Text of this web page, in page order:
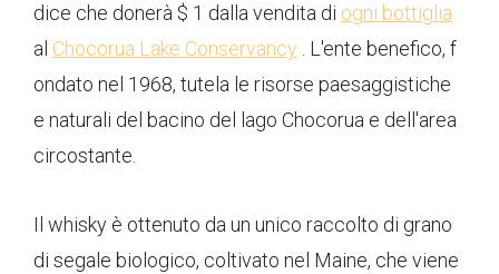
dice che donerà $ 1 dalla vendita di ogni bottiglia
al Chocorua Lake Conservancy . L'ente benefico, f
ondato nel 1968, tutela le risorse paesaggistiche
e naturali del bacino del lago Chocorua e dell'area
circostante.
Il whisky è ottenuto da un unico raccolto di grano
di segale biologico, coltivato nel Maine, che viene